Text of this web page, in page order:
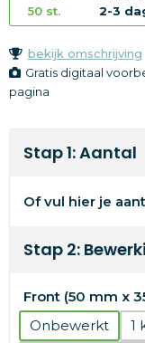
50 st.
2-3
bekijk omschrijving
Gratis digitaal
pagina
Stap 1: Aantal
Of vul hier je
Stap 2:
Front (50 mm x
Onbewerkt
1